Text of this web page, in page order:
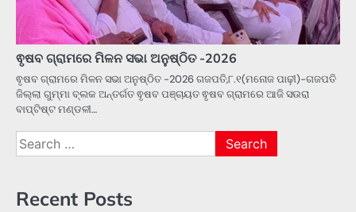
ଵୃଷବ ଗ୍ରାମରେ ମିଳନ ସଭା ଅନୁଷ୍ଠିତ -2026
ଵୃଷବ ଗ୍ରାମରେ ମିଳନ ସଭା ଅନୁଷ୍ଠିତ -2026 ଗଜପତି,୮.୧(ମନୋଜ ପାଢ଼ୀ)-ଗଜପତି
ଜିଲ୍ଲା ଗୁମ୍ମା ବ୍ଲକ ଅନ୍ତର୍ଗତ ଵୃଷବ ପଞ୍ଚାୟତ ଵୃଷବ ଗ୍ରାମରେ ଆଜି ସଉରା
ବାପ୍ଟିଷ୍ଟ ମଣ୍ଡଳୀ…
Search
for:
Recent Posts